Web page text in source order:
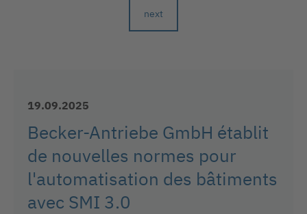
next
19.09.2025
Becker-Antriebe GmbH établit
de nouvelles normes pour
l'automatisation des bâtiments
avec SMI 3.0